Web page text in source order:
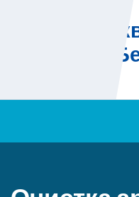
Бурение
на воду в